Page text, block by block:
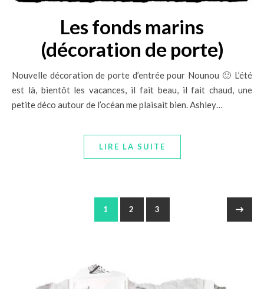
Les fonds marins
(décoration de porte)
Nouvelle décoration de porte d’entrée pour Nounou 🙂 L’été
est là, bientôt les vacances, il fait beau, il fait chaud, une
petite déco autour de l’océan me plaisait bien. Ashley…
LIRE LA SUITE
1 2 3